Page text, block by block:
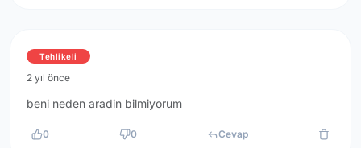
Tehlikeli
2 yıl önce
beni neden aradin bilmiyorum
0 0 Cevap